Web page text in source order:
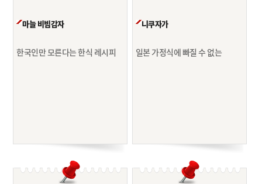
마늘 비빔감자
한국인만 모른다는 한식 레시피
니쿠자가
일본 가정식에 빠질 수 없는